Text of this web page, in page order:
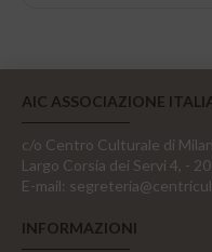
AIC ASSOCIAZIONE
c/o Centro Culturale di
Largo Corsia dei Servi 4, -
E-mail:
INFORMAZIONI